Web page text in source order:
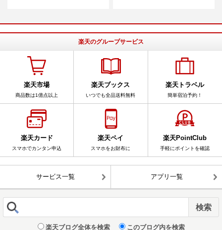
楽天のグループサービス
楽天市場
商品数は1億点以上
楽天ブックス
いつでも全品送料無料
楽天トラベル
簡単宿泊予約！
楽天カード
スマホでカンタン申込
楽天ペイ
スマホをお財布に
楽天PointClub
手軽にポイントを確認
サービス一覧 アプリ一覧
楽天ブログ全体を検索 このブログ内を検索